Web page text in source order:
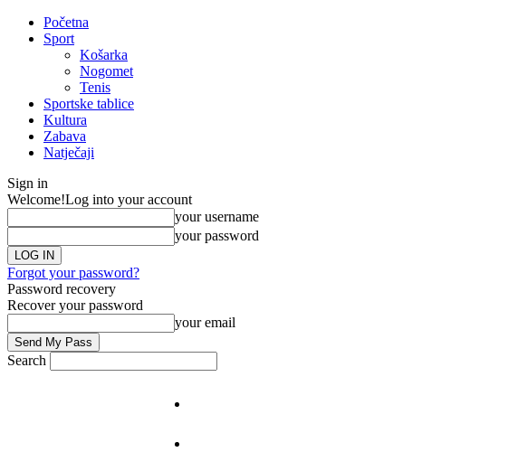
Početna
Sport
Košarka
Nogomet
Tenis
Sportske tablice
Kultura
Zabava
Natječaji
Sign in
Welcome!Log into your account
your username
your password
Forgot your password?
Password recovery
Recover your password
your email
Search